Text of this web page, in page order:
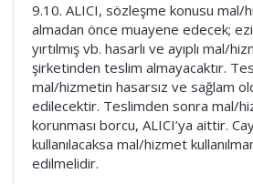
9.10. ALICI, sözleşme konusu mal/
almadan önce muayene edecek;
yırtılmış vb. hasarlı ve ayıplı mal/
şirketinden teslim almayacaktır.
mal/hizmetin hasarsız ve sağlam
edilecektir. Teslimden sonra mal/
korunması borcu, ALICI’ya aittir.
kullanılacaksa mal/hizmet
edilmelidir.